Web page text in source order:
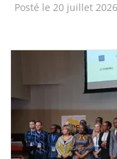
Posté le 20 juillet 2026